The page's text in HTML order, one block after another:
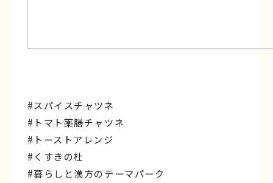
#スパイスチャツネ
#トマト薬膳チャツネ
#トーストアレンジ
#くすきの杜
#暮らしと漢方のテーマパーク